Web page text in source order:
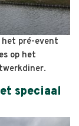
het pré-event
op het
speciaal